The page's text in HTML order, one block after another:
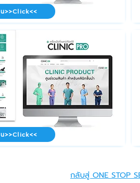
>>Click<<
>>Click<<
กลับสู่ ONE STOP